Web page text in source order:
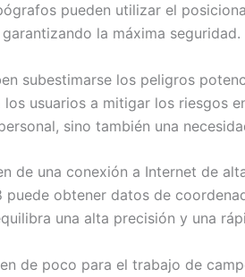
pueden utilizar el
la máxima seguridad.
subestimarse los peligros
usuarios a mitigar los riesgos
sino también una
de una conexión a Internet de
puede obtener datos de
una alta precisión y una
de poco para el trabajo de